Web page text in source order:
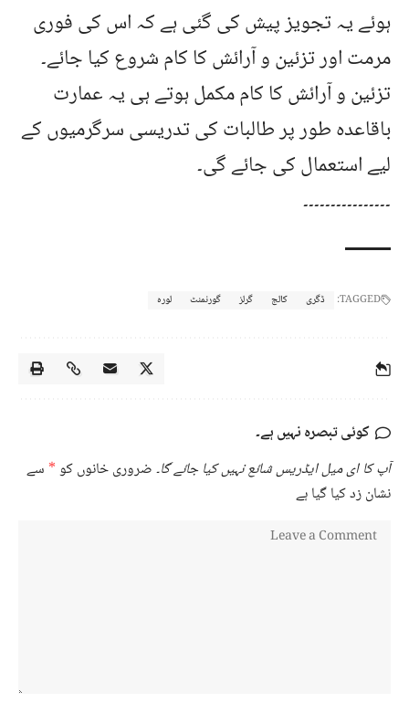
ہوئے یہ تجویز پیش کی گئی ہے کہ اس کی فوری
مرمت اور تزئین و آرائش کا کام شروع کیا جائے۔
تزئین و آرائش کا کام مکمل ہوتے ہی یہ عمارت
باقاعدہ طور پر طالبات کی تدریسی سرگرمیوں کے
لیے استعمال کی جائے گی۔
۔۔۔۔۔۔۔۔۔۔۔۔۔۔۔۔
TAGGED: ڈگری کالج گرلز گورنمنٹ لورہ
کوئی تبصرہ نہیں ہے۔
آپ کا ای میل ایڈریس شائع نہیں کیا جائے گا۔ضروری خانوں کو* سے
نشان زد کیا گیا ہے